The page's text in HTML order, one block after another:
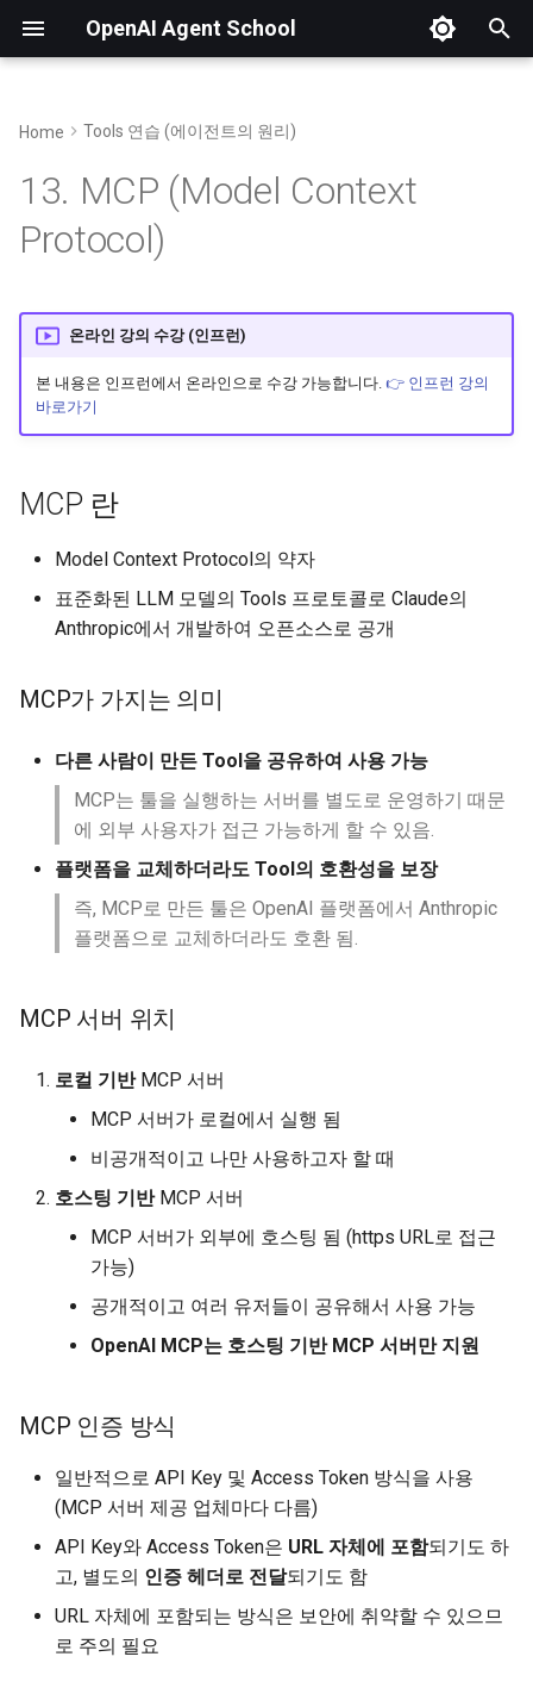
OpenAI Agent School
색
를
입
02. 토큰과 요금 정책
05. 비추론 모델 실습 (GPT-4 등)
07. 추론 모델 실습 (GPT-5 등)
MCP가 가지는 의미
MCP 인증 방식
호스팅 기반 MCP 서버 제공 업체
Smithery AI
15. 조건(If/else)에 따른 핸드오프
17. state(전역), input(지역),
21. API Key, 워크플로우 ID 생성
24. Fine-tuning 실습
26. FastMCP로 MCP 개발
(feat. 바이브 코딩)
27. Smithery로 MCP 배포
API 응답 및 id로 재요
MCP 응답 처리
🔗 Fine Tuining Data Creator
Home Tools 연습 (에이전트의 원리)
13. MCP (Model Context
Protocol)
온라인 강의 수강 (인프런)
본 내용은 인프런에서 온라인으로 수강 가능합니다. 👉 인프런 강의
바로가기
MCP 란
Model Context Protocol의 약자
표준화된 LLM 모델의 Tools 프로토콜로 Claude의
Anthropic에서 개발하여 오픈소스로 공개
MCP가 가지는 의미
다른 사람이 만든 Tool을 공유하여 사용 가능
MCP는 툴을 실행하는 서버를 별도로 운영하기 때문
에 외부 사용자가 접근 가능하게 할 수 있음.
플랫폼을 교체하더라도 Tool의 호환성을 보장
즉, MCP로 만든 툴은 OpenAI 플랫폼에서 Anthropic
플랫폼으로 교체하더라도 호환 됨.
MCP 서버 위치
로컬 기반MCP 서버
MCP 서버가 로컬에서 실행 됨
비공개적이고 나만 사용하고자 할 때
호스팅 기반MCP 서버
MCP 서버가 외부에 호스팅 됨 (https URL로 접근
가능)
공개적이고 여러 유저들이 공유해서 사용 가능
OpenAI MCP는 호스팅 기반 MCP 서버만 지원
MCP 인증 방식
일반적으로 API Key 및 Access Token 방식을 사용
(MCP 서버 제공 업체마다 다름)
API Key와 Access Token은 URL 자체에 포함되기도 하
고, 별도의 인증 헤더로 전달되기도 함
URL 자체에 포함되는 방식은 보안에 취약할 수 있으므
로 주의 필요